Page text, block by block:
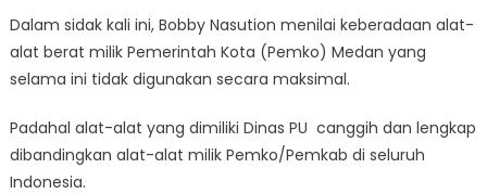
Dalam sidak kali ini, Bobby Nasution menilai keberadaan alat-
alat berat milik Pemerintah Kota (Pemko) Medan yang
selama ini tidak digunakan secara maksimal.
Padahal alat-alat yang dimiliki Dinas PU canggih dan lengkap
dibandingkan alat-alat milik Pemko/Pemkab di seluruh
Indonesia.